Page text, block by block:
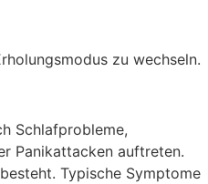
zu wechseln.
Schlafprobleme,
Panikattacken auftreten.
Typische Symptome